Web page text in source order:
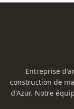
Entreprise
construction de
d'Azur. Notre